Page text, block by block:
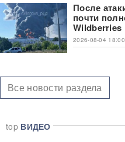
После
почти
2026-08-04 18:00
Все новости раздела
top ВИДЕО